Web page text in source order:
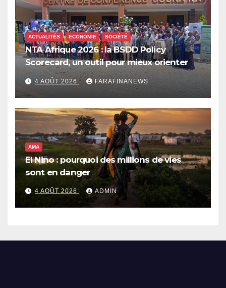
ACTUALITÉS ECONOMIE SOCIÉTÉ
NTA Afrique 2026 : la BSDD Policy
Scorecard, un outil pour mieux orienter
les dépenses publiques
4 AOÛT 2026 FARAFINANEWS
AMA
El Niño : pourquoi des millions de vies
sont en danger
4 AOÛT 2026 ADMIN